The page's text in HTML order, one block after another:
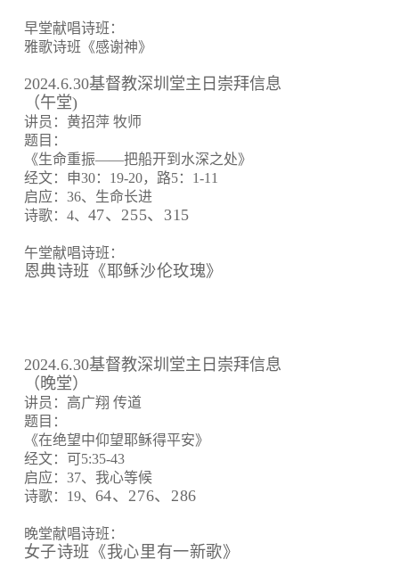
早堂献唱诗班：
雅歌诗班《感谢神》
2024.6.30基督教深圳堂主日崇拜信息
（午堂)
讲员：黄招萍 牧师
题目：
《生命重振——把船开到水深之处》
经文：申30：19-20，路5：1-11
启应：36、生命长进
诗歌：4、 47、255、315
午堂献唱诗班：
恩典诗班《耶稣沙伦玫瑰》
2024.6.30基督教深圳堂主日崇拜信息
（晚堂）
讲员：高广翔 传道
题目：
《在绝望中仰望耶稣得平安》
经文：可5:35-43
启应：37、我心等候
诗歌：19、 64、 276、 286
晚堂献唱诗班：
女子诗班《我心里有一新歌》